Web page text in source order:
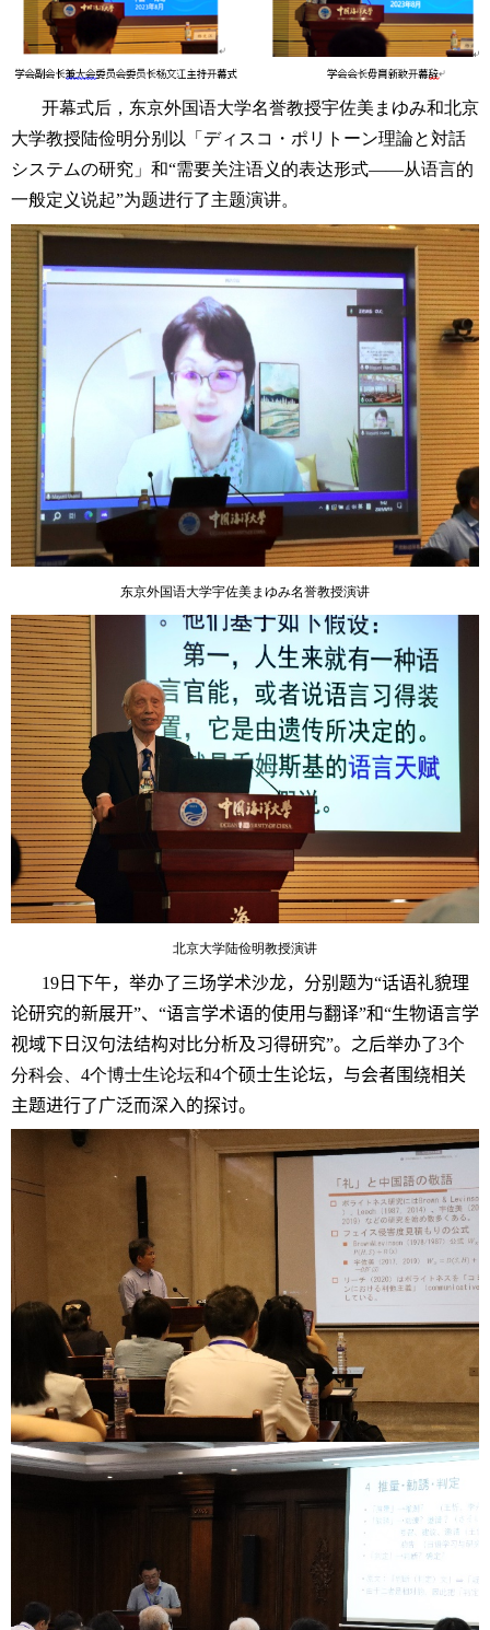
开幕式后，东京外国语大学名誉教授宇佐美 まゆみ和北京
大学教授陆俭明分别以「 ディスコ・ポリトーン理論と対話
システムの研究 」和“需要关注语义的表达形式——从语言的
一般定义说起”为题进行了主题演讲。
东京外国语大学宇佐美まゆみ名誉教授演讲
北京大学陆俭明教授演讲
19日下午，举办了三场学术沙龙，分别题为“话语礼貌理
论研究的新展开”、“语言学术语的使用与翻译”和“生物语言学
视域下日汉句法结构对比分析及习得研究”。之后举办了3个
分科会、 4个博士生论坛和4个硕士生论坛， 与会者围绕相关
主题进行了广泛而深入的探讨。